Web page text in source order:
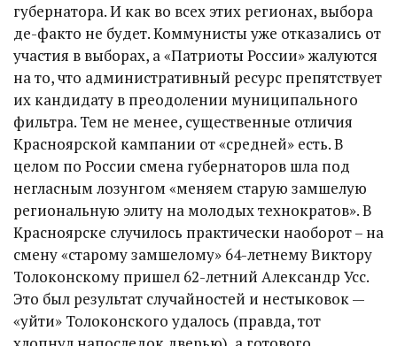
губернатора. И как во всех этих регионах, выбора
де-факто не будет. Коммунисты уже отказались от
участия в выборах, а «Патриоты России» жалуются
на то, что административный ресурс препятствует
их кандидату в преодолении муниципального
фильтра. Тем не менее, существенные отличия
Красноярской кампании от «средней» есть. В
целом по России смена губернаторов шла под
негласным лозунгом «меняем старую замшелую
региональную элиту на молодых технократов». В
Красноярске случилось практически наоборот – на
смену «старому замшелому» 64-летнему Виктору
Толоконскому пришел 62-летний Александр Усс.
Это был результат случайностей и нестыковок —
«уйти» Толоконского удалось (правда, тот